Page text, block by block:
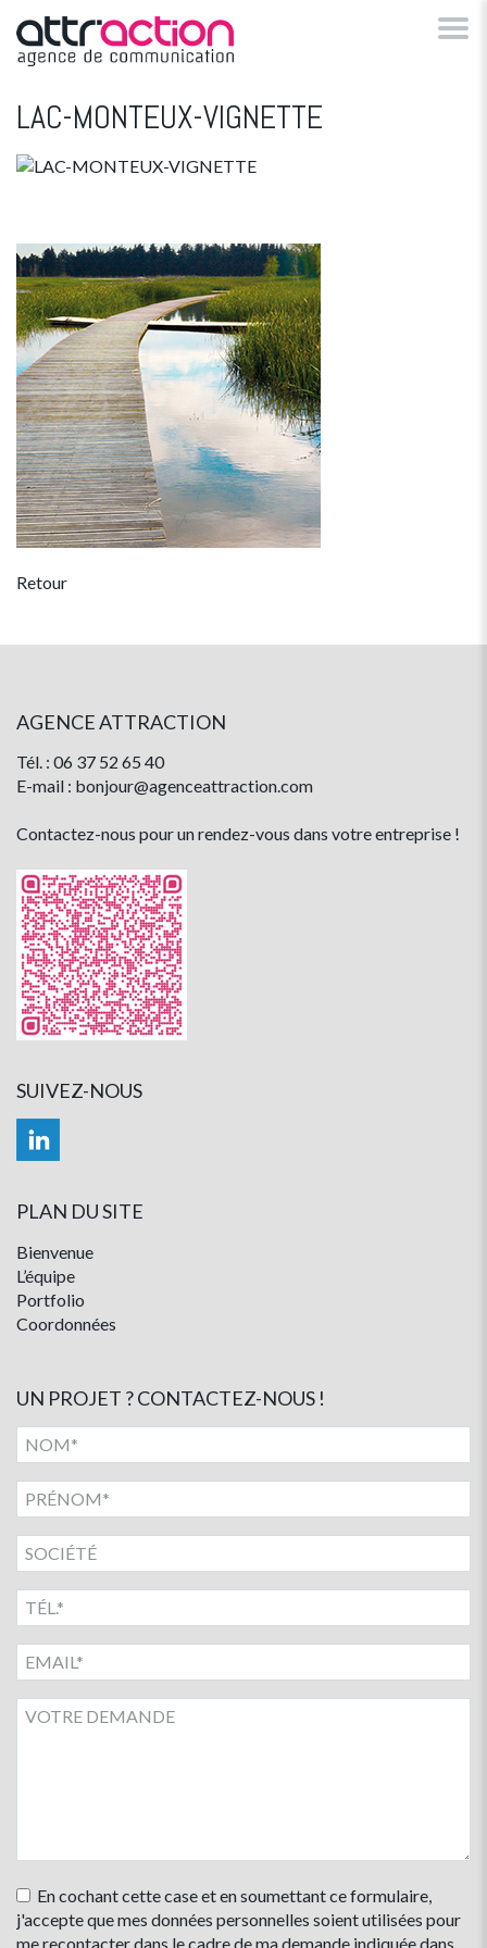
LAC-MONTEUX-VIGNETTE
Retour
AGENCE ATTRACTION
Tél. : 06 37 52 65 40
E-mail : bonjour@agenceattraction.com
Contactez-nous pour un rendez-vous dans votre entreprise !
SUIVEZ-NOUS
PLAN DU SITE
Bienvenue
L’équipe
Portfolio
Coordonnées
UN PROJET ? CONTACTEZ-NOUS !
En cochant cette case et en soumettant ce formulaire,
j'accepte que mes données personnelles soient utilisées pour
me recontacter dans le cadre de ma demande indiquée dans